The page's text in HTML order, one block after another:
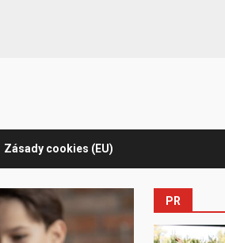
Zásady cookies (EU)
PR